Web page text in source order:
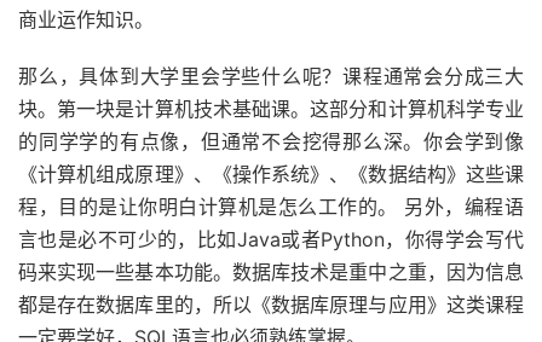
商业运作知识。
那么，具体到大学里会学些什么呢？课程通常会分成三大
块。第一块是计算机技术基础课。这部分和计算机科学专业
的同学学的有点像，但通常不会挖得那么深。你会学到像
《计算机组成原理》、《操作系统》、《数据结构》这些课
程，目的是让你明白计算机是怎么工作的。 另外，编程语
言也是必不可少的，比如Java或者Python，你得学会写代
码来实现一些基本功能。数据库技术是重中之重，因为信息
都是存在数据库里的，所以《数据库原理与应用》这类课程
一定要学好，SQL语言也必须熟练掌握。